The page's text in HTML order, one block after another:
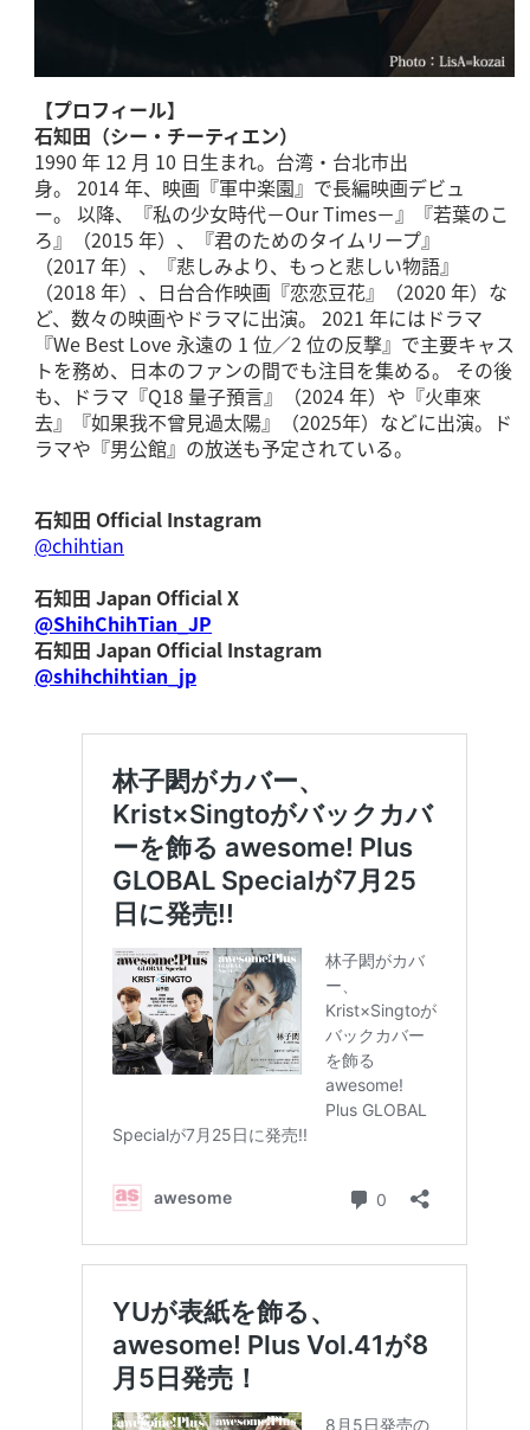
【プロフィール】
石知田（シー・チーティエン）
1990 年 12 月 10 日生まれ。台湾・台北市出
身。 2014 年、映画『軍中楽園』で長編映画デビュ
ー。 以降、『私の少女時代－Our Times－』『若葉のこ
ろ』（2015 年）、『君のためのタイムリープ』
（2017 年）、『悲しみより、もっと悲しい物語』
（2018 年）、日台合作映画『恋恋豆花』（2020 年）な
ど、数々の映画やドラマに出演。 2021 年にはドラマ
『We Best Love 永遠の 1 位／2 位の反撃』で主要キャス
トを務め、日本のファンの間でも注目を集める。 その後
も、ドラマ『Q18 量子預言』（2024 年）や『火車來
去』『如果我不曾見過太陽』（2025年）などに出演。ド
ラマや『男公館』の放送も予定されている。
石知田 Official Instagram
@chihtian
石知田 Japan Official X
@ShihChihTian_JP
石知田 Japan Official Instagram
@shihchihtian_jp